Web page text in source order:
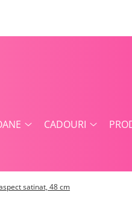
CADOURI
satinat, 48 cm